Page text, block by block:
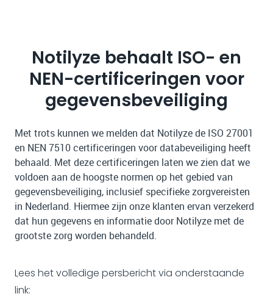
Notilyze behaalt ISO- en
NEN-certificeringen voor
gegevensbeveiliging
Met trots kunnen we melden dat Notilyze de ISO 27001
en NEN 7510 certificeringen voor databeveiliging heeft
behaald. Met deze certificeringen laten we zien dat we
voldoen aan de hoogste normen op het gebied van
gegevensbeveiliging, inclusief specifieke zorgvereisten
in Nederland. Hiermee zijn onze klanten ervan verzekerd
dat hun gegevens en informatie door Notilyze met de
grootste zorg worden behandeld.
Lees het volledige persbericht via onderstaande
link: